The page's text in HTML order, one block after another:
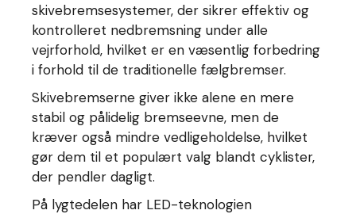
skivebremsesystemer, der sikrer effektiv og
kontrolleret nedbremsning under alle
vejrforhold, hvilket er en væsentlig forbedring
i forhold til de traditionelle fælgbremser.
Skivebremserne giver ikke alene en mere
stabil og pålidelig bremseevne, men de
kræver også mindre vedligeholdelse, hvilket
gør dem til et populært valg blandt cyklister,
der pendler dagligt.
På lygtedelen har LED-teknologien